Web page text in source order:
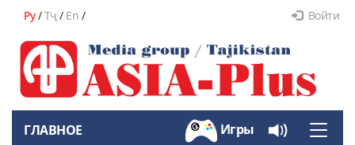
Ру/Тҷ/ En / Войти
Toggle
ГЛАВНОЕ Игры